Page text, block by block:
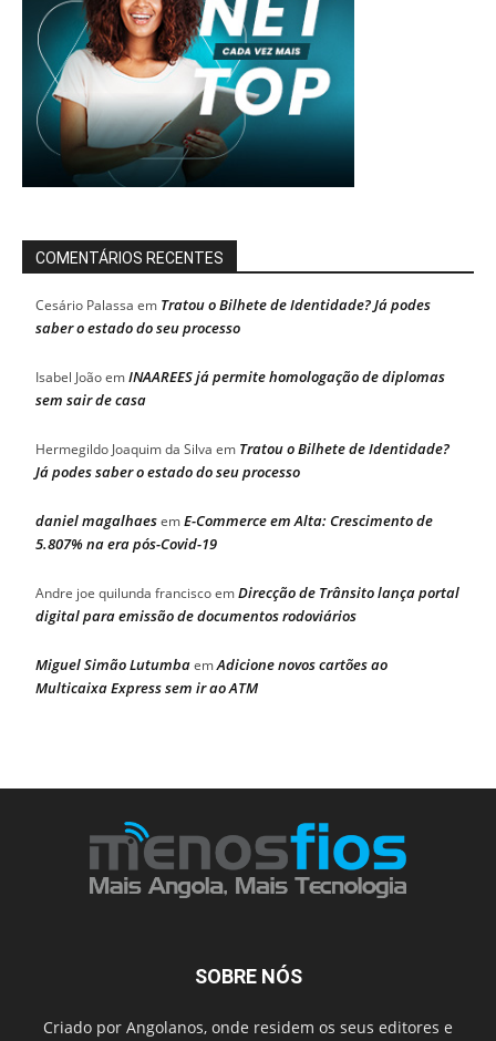
COMENTÁRIOS RECENTES
Cesário Palassa em Tratou o Bilhete de Identidade? Já podes
saber o estado do seu processo
Isabel JoãoemINAAREES já permite homologação de diplomas
sem sair de casa
Hermegildo Joaquim da Silva em Tratou o Bilhete de Identidade?
Já podes saber o estado do seu processo
daniel magalhaesemE-Commerce em Alta: Crescimento de
5.807% na era pós-Covid-19
Andre joe quilunda franciscoemDirecção de Trânsito lança portal
digital para emissão de documentos rodoviários
Miguel Simão LutumbaemAdicione novos cartões ao
Multicaixa Express sem ir ao ATM
SOBRE NÓS
Criado por Angolanos, onde residem os seus editores e